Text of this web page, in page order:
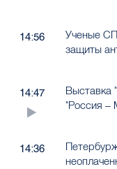
14:56
Ученые
защиты
14:47
Выставка
"Россия –
14:36